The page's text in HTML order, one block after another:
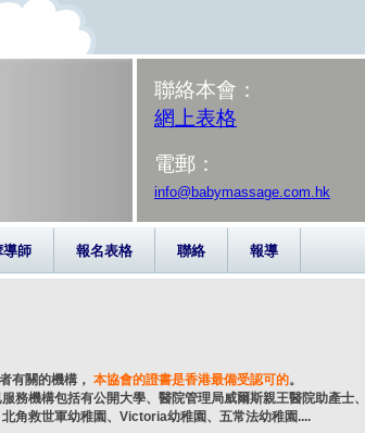
聯絡本會：
網上表格
電郵：
info@babymassage.com.hk
導師 報名表格 聯絡 報導
有關的機構， 本協會的證書是香港最備受認可的。
服務機構包括有公開大學、醫院管理局威爾斯親王醫院助產士、
角救世軍幼稚園、Victoria幼稚園、五常法幼稚園....